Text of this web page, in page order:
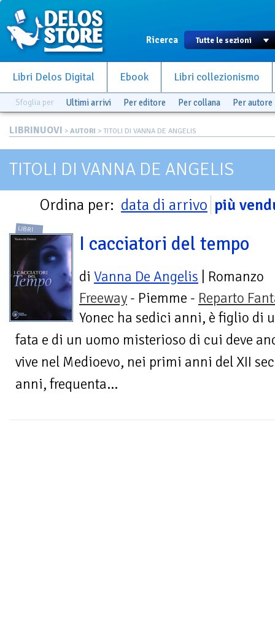
Ricerca
Libri Delos Digital Ebook Libri collezionismo
Sfoglia per Ultimi arrivi Per editore Per collana Per autore
LIBRINUOVI > AUTORI > TITOLI DI VANNA DE ANGELIS
TITOLI DI VANNA DE ANGELIS
Ordina per: data di arrivo più
LIBRI
I cacciatori del tempo
di Vanna De Angelis | Romanzo
Freeway - Piemme - Reparto
Yonec ha sedici anni, è figlio di
fata e di un uomo misterioso di cui deve
vive nel Medioevo, nei primi anni del XII
anni, frequenta...